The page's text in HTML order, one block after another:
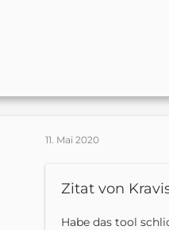
11. Mai 2020
Zitat von
Habe das tool